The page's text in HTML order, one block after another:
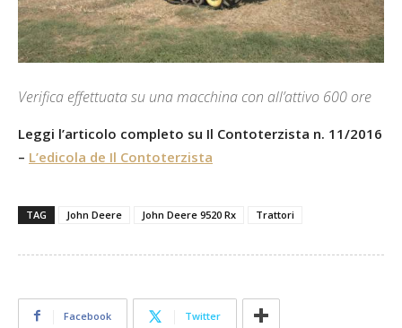
Verifica effettuata su una macchina con all’attivo 600 ore
Leggi l’articolo completo su Il Contoterzista n. 11/2016
– L’edicola de Il Contoterzista
TAG John Deere John Deere 9520 Rx Trattori
Facebook Twitter